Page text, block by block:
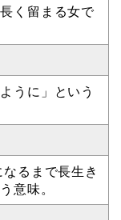
く留まる女で
うに」という
るまで長生き
意味。